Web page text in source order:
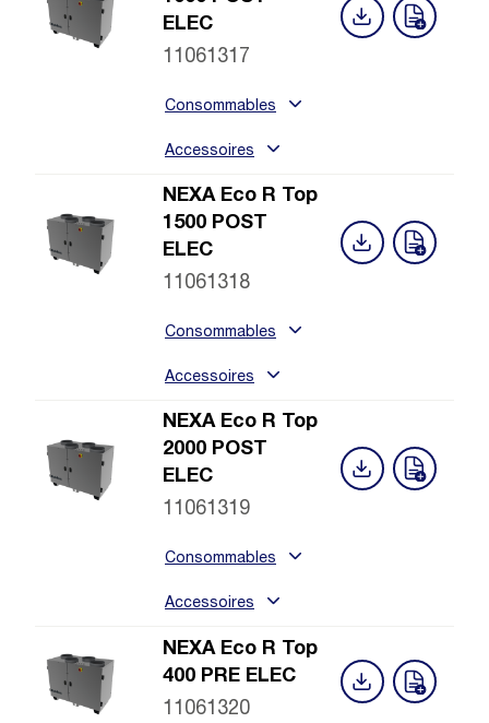
ELEC
11061317
Consommables
Accessoires
NEXA Eco R Top
1500 POST
ELEC
11061318
Consommables
Accessoires
NEXA Eco R Top
2000 POST
ELEC
11061319
Consommables
Accessoires
NEXA Eco R Top
400 PRE ELEC
11061320